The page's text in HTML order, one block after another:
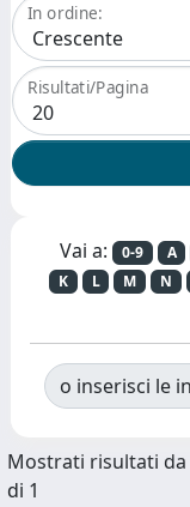
In ordine:
Risultati/Pagina
Vai a: 0-9 A
K
L M N
o inserisci le
Mostrati risultati da
di 1